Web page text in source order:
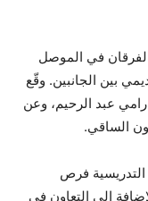
في الموصل
بين الجانبين. وقّع
رامي عبد الرحيم، وعن
الساقي.
التدريسية فرص
إلى التعاون في